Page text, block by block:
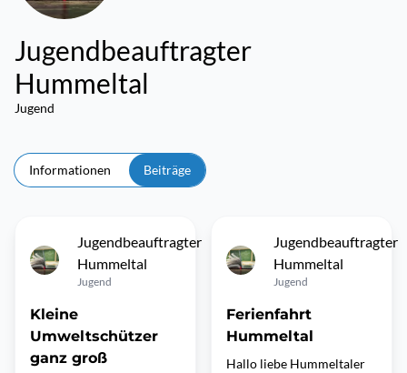
Jugendbeauftragter
Hummeltal
Jugend
Informationen Beiträge
Jugendbeauftragter
Hummeltal
Jugend
Kleine
Umweltschützer
ganz groß
Jugendbeauftragter
Hummeltal
Jugend
Ferienfahrt
Hummeltal
Hallo liebe Hummeltaler